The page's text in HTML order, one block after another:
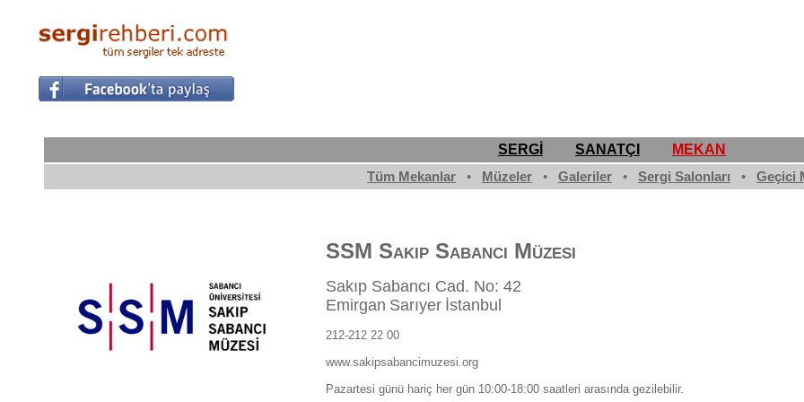
SERGİ SANATÇI
MEKAN
Tüm Mekanlar
• Müzeler • Galeriler • Sergi Salonları • Geçici
SSM Sakıp Sabancı Müzesi
Sakıp Sabancı Cad. No: 42
Emirgan Sarıyer İstanbul
212-212 22 00
www.sakipsabancimuzesi.org
Pazartesi günü hariç her gün 10:00-18:00 saatleri arasında gezilebilir.